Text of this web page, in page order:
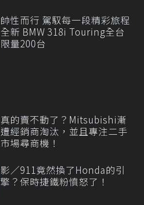
帥性而行 駕馭每一段精彩旅程
全新 BMW 318i Touring全台
限量200台
真的賣不動了？Mitsubishi漸
遭經銷商淘汰，並且專注二手
市場尋商機！
影／911竟然換了Honda的引
擎？保時捷鐵粉憤怒了！